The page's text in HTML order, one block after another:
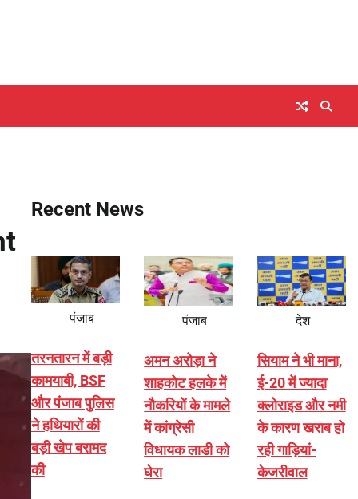
Recent News
पंजाब
तरनतारन में बड़ी
कामयाबी, BSF
और पंजाब पुलिस
ने हथियारों की
बड़ी खेप बरामद
की
पंजाब
अमन अरोड़ा ने
शाहकोट हलके में
नौकरियों के मामले
में कांग्रेसी
विधायक लाडी को
घेरा
देश
सियाम ने भी माना,
ई-20 में ज्यादा
क्लोराइड और नमी
के कारण खराब हो
रही गाड़ियां-
केजरीवाल